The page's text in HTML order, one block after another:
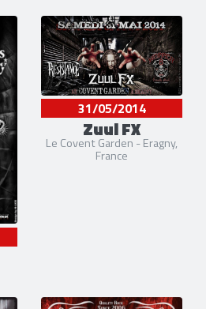
31/05/2014
Zuul FX
Le Covent Garden - Eragny,
France